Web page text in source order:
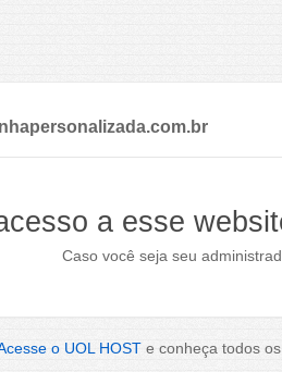
a esse
Caso você seja seu
o UOL HOST e conheça todos